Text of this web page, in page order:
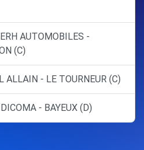
AUTOMOBILES -
(C)
- LE TOURNEUR (C)
- BAYEUX (D)